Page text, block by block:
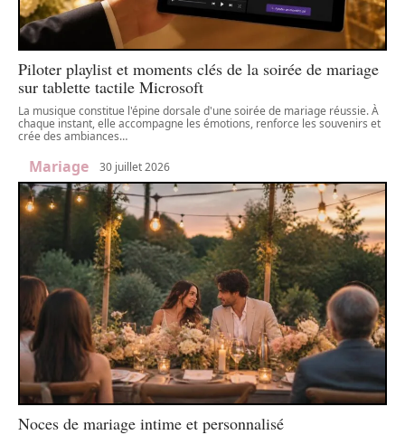
Piloter playlist et moments clés de la soirée de mariage
sur tablette tactile Microsoft
La musique constitue l'épine dorsale d'une soirée de mariage réussie. À
chaque instant, elle accompagne les émotions, renforce les souvenirs et
crée des ambiances…
Mariage 30 juillet 2026
Noces de mariage intime et personnalisé